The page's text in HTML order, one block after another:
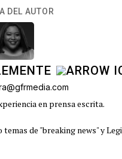
DEL AUTOR
en prensa escrita.
de "breaking news" y